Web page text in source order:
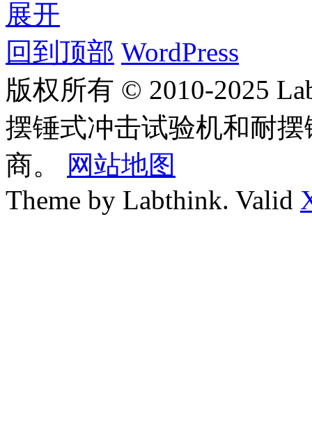
展开
回到顶部 WordPress
版权所有 © 2010-2025
摆锤式冲击试验机和耐
商。
网站地图
Theme by Labthink. Valid